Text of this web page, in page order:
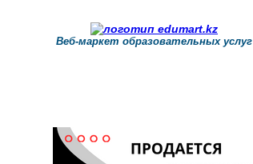
Веб-маркет образовательных услуг